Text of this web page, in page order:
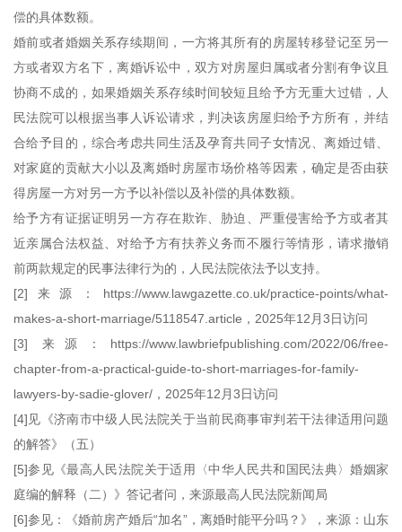
偿的具体数额。
婚前或者婚姻关系存续期间，一方将其所有的房屋转移登记至另一
方或者双方名下，离婚诉讼中，双方对房屋归属或者分割有争议且
协商不成的，如果婚姻关系存续时间较短且给予方无重大过错，人
民法院可以根据当事人诉讼请求，判决该房屋归给予方所有，并结
合给予目的，综合考虑共同生活及孕育共同子女情况、离婚过错、
对家庭的贡献大小以及离婚时房屋市场价格等因素，确定是否由获
得房屋一方对另一方予以补偿以及补偿的具体数额。
给予方有证据证明另一方存在欺诈、胁迫、严重侵害给予方或者其
近亲属合法权益、对给予方有扶养义务而不履行等情形，请求撤销
前两款规定的民事法律行为的，人民法院依法予以支持。
[2]来源：https://www.lawgazette.co.uk/practice-points/what-
makes-a-short-marriage/5118547.article，2025年12月3日访问
[3] 来源：https://www.lawbriefpublishing.com/2022/06/free-
chapter-from-a-practical-guide-to-short-marriages-for-family-
lawyers-by-sadie-glover/，2025年12月3日访问
[4]见《济南市中级人民法院关于当前民商事审判若干法律适用问题
的解答》（五）
[5]参见《最高人民法院关于适用〈中华人民共和国民法典〉婚姻家
庭编的解释（二）》答记者问，来源最高人民法院新闻局
[6]参见：《婚前房产婚后“加名”，离婚时能平分吗？》，来源：山东